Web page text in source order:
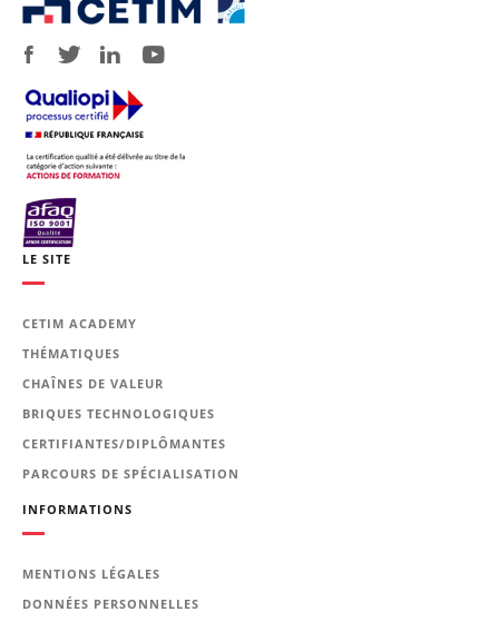
LE SITE
CETIM ACADEMY
THÉMATIQUES
CHAÎNES DE VALEUR
BRIQUES TECHNOLOGIQUES
CERTIFIANTES/DIPLÔMANTES
PARCOURS DE SPÉCIALISATION
INFORMATIONS
MENTIONS LÉGALES
DONNÉES PERSONNELLES